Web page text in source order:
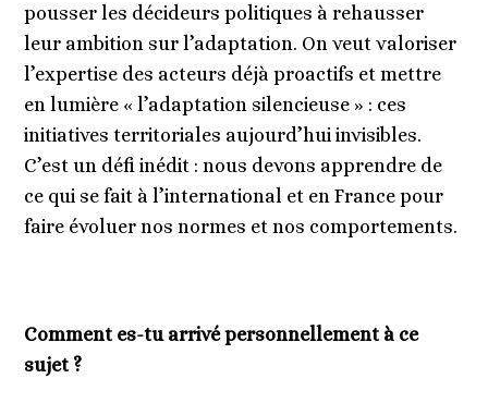
pousser les décideurs politiques à rehausser
leur ambition sur l’adaptation. On veut valoriser
l’expertise des acteurs déjà proactifs et mettre
en lumière « l’adaptation silencieuse » : ces
initiatives territoriales aujourd’hui invisibles.
C’est un défi inédit : nous devons apprendre de
ce qui se fait à l’international et en France pour
faire évoluer nos normes et nos comportements.
Comment es-tu arrivé personnellement à ce
sujet ?